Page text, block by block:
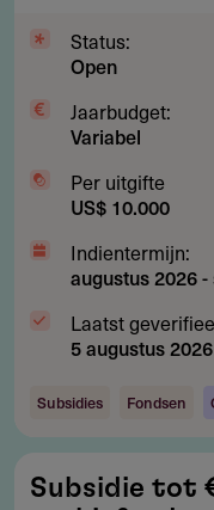
Status:
Open
Jaarbudget:
Variabel
Per uitgifte
US$ 10.000
Indientermijn:
augustus 2026-
Laatst
5 augustus 2026
Subsidies Fondsen
tot
Subsidie tot